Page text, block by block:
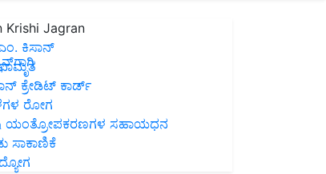
Krishi Jagran
ಕಿಸಾನ್
ಕ್ರೇಡಿಟ್ ಕಾರ್ಡ್
ರೋಗ
ಯಂತ್ರೋಪಕರಣಗಳ ಸಹಾಯಧನ
ಸಾಕಾಣಿಕೆ